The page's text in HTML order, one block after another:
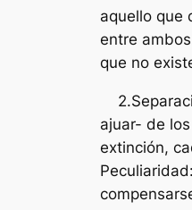
aquello que
entre
que no
ajuar- de
extinción,